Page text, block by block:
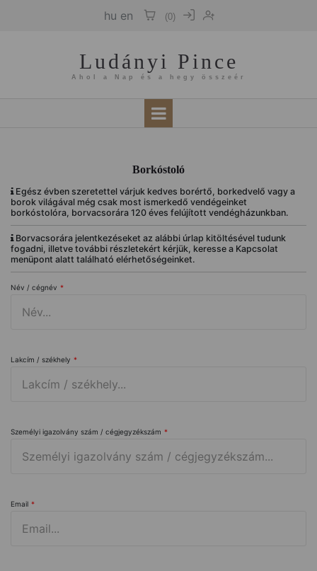
hu en (0)
Ludányi Pince
Ahol a Nap és a hegy összeér
Borkóstoló
Egész évben szeretettel várjuk kedves borértő, borkedvelő vagy a
borok világával még csak most ismerkedő vendégeinket
borkóstolóra, borvacsorára 120 éves felújított vendégházunkban.
Borvacsorára jelentkezéseket az alábbi úrlap kitöltésével tudunk
fogadni, illetve további részletekért kérjük, keresse a Kapcsolat
menüpont alatt található elérhetőségeinket.
Név / cégnév *
Lakcím / székhely *
Személyi igazolvány szám / cégjegyzékszám *
Email *